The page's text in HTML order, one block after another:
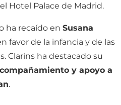
Hotel Palace de Madrid.
ha recaído en Susana
favor de la infancia y de las
Clarins ha destacado su
y apoyo a
.